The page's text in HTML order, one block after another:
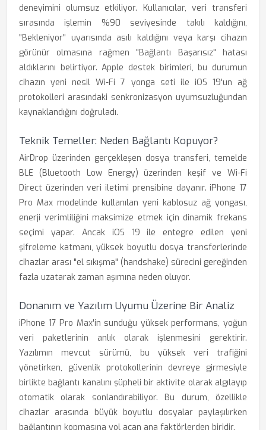
deneyimini olumsuz etkiliyor. Kullanıcılar, veri transferi
sırasında işlemin %90 seviyesinde takılı kaldığını,
"Bekleniyor" uyarısında asılı kaldığını veya karşı cihazın
görünür olmasına rağmen "Bağlantı Başarısız" hatası
aldıklarını belirtiyor. Apple destek birimleri, bu durumun
cihazın yeni nesil Wi-Fi 7 yonga seti ile iOS 19'un ağ
protokolleri arasındaki senkronizasyon uyumsuzluğundan
kaynaklandığını doğruladı.
Teknik Temeller: Neden Bağlantı Kopuyor?
AirDrop üzerinden gerçekleşen dosya transferi, temelde
BLE (Bluetooth Low Energy) üzerinden keşif ve Wi-Fi
Direct üzerinden veri iletimi prensibine dayanır. iPhone 17
Pro Max modelinde kullanılan yeni kablosuz ağ yongası,
enerji verimliliğini maksimize etmek için dinamik frekans
seçimi yapar. Ancak iOS 19 ile entegre edilen yeni
şifreleme katmanı, yüksek boyutlu dosya transferlerinde
cihazlar arası "el sıkışma" (handshake) sürecini gereğinden
fazla uzatarak zaman aşımına neden oluyor.
Donanım ve Yazılım Uyumu Üzerine Bir Analiz
iPhone 17 Pro Max'in sunduğu yüksek performans, yoğun
veri paketlerinin anlık olarak işlenmesini gerektirir.
Yazılımın mevcut sürümü, bu yüksek veri trafiğini
yönetirken, güvenlik protokollerinin devreye girmesiyle
birlikte bağlantı kanalını şüpheli bir aktivite olarak algılayıp
otomatik olarak sonlandırabiliyor. Bu durum, özellikle
cihazlar arasında büyük boyutlu dosyalar paylaşılırken
bağlantının kopmasına yol açan ana faktörlerden biridir.